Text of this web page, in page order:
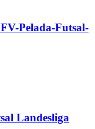
Pelada-Futsal-
Landesliga